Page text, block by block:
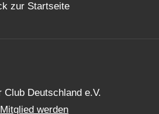
zur Startseite
Club Deutschland e.V.
Mitglied werden